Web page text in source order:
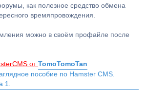
как полезное средство обмена
времяпровождения.
можно в своём профайле после
от TomoTomoTan
пособие по Hamster CMS.
1.